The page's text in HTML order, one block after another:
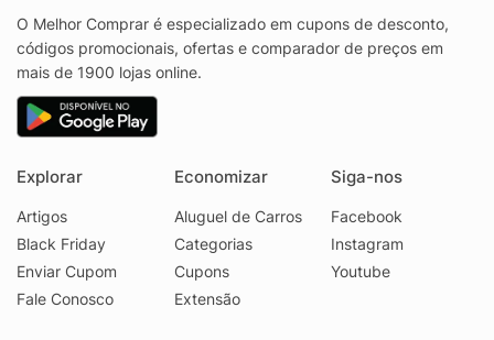
O Melhor Comprar é especializado em cupons de desconto,
códigos promocionais, ofertas e comparador de preços em
mais de 1900 lojas online.
Explorar
Artigos
Black Friday
Enviar Cupom
Fale Conosco
Economizar
Aluguel de Carros
Categorias
Cupons
Extensão
Siga-nos
Facebook
Instagram
Youtube